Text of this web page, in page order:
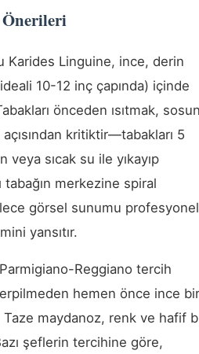
Önerileri
Karides Linguine, ince, derin
10-12 inç çapında) içinde
önceden ısıtmak,
açısından kritiktir—tabakları 5
veya sıcak su ile yıkayıp
tabağın merkezine spiral
görsel sunumu profesyonel
yansıtır.
Reggiano tercih
hemen önce ince bir
maydanoz, renk ve hafif
şeflerin tercihine göre,